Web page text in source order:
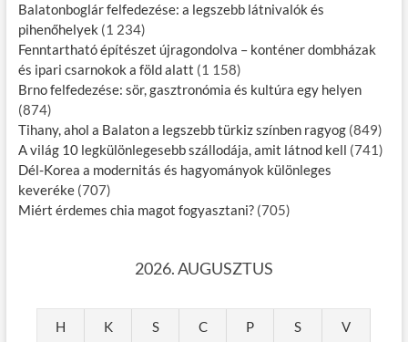
Balatonboglár felfedezése: a legszebb látnivalók és
pihenőhelyek (1 234)
Fenntartható építészet újragondolva – konténer dombházak
és ipari csarnokok a föld alatt (1 158)
Brno felfedezése: sör, gasztronómia és kultúra egy helyen
(874)
Tihany, ahol a Balaton a legszebb türkiz színben ragyog (849)
A világ 10 legkülönlegesebb szállodája, amit látnod kell (741)
Dél-Korea a modernitás és hagyományok különleges
keveréke (707)
Miért érdemes chia magot fogyasztani? (705)
2026. AUGUSZTUS
H K S C P S V